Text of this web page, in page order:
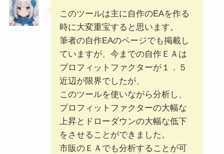
このツールは主に自作のEAを作る
時に大変重宝すると思います。
筆者の自作EAのページでも掲載し
ていますが、今までの自作ＥＡは
プロフィットファクターが１．５
近辺が限界でしたが、
このツールを使いながら分析し、
プロフィットファクターの大幅な
上昇とドローダウンの大幅な低下
をさせることができました。
市販のＥＡでも分析することが可